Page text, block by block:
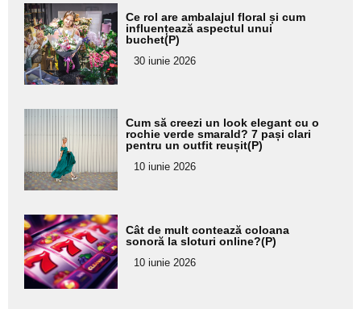
Adaugă
aici textul
pentru
subtitlu
Ce rol are ambalajul floral și cum
influențează aspectul unui
buchet(P)
30 iunie 2026
Adaugă
aici textul
pentru
subtitlu
Cum să creezi un look elegant cu o
rochie verde smarald? 7 pași clari
pentru un outfit reușit(P)
10 iunie 2026
Adaugă
aici textul
pentru
subtitlu
Cât de mult contează coloana
sonoră la sloturi online?(P)
10 iunie 2026